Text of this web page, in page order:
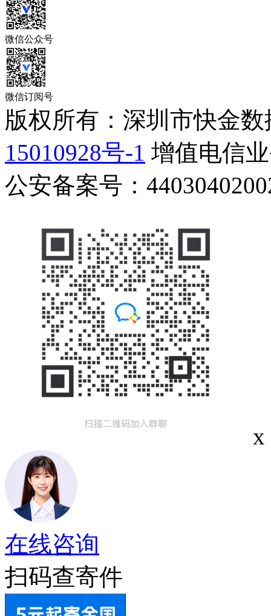
微信公众号
微信订阅号
版权所有：深圳市快金
15010928号-1 增值电信
公安备案号：
x
在线咨询
扫码查寄件